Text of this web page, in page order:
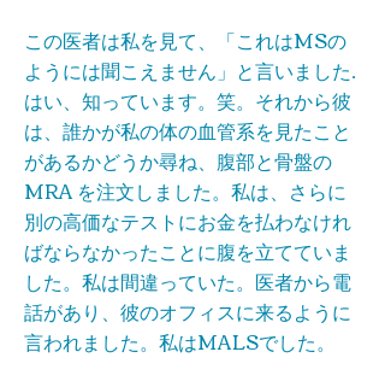
この医者は私を見て、「これはMSの
ようには聞こえません」と言いました.
はい、知っています。笑。それから彼
は、誰かが私の体の血管系を見たこと
があるかどうか尋ね、腹部と骨盤の
MRA を注文しました。私は、さらに
別の高価なテストにお金を払わなけれ
ばならなかったことに腹を立てていま
した。私は間違っていた。医者から電
話があり、彼のオフィスに来るように
言われました。私はMALSでした。